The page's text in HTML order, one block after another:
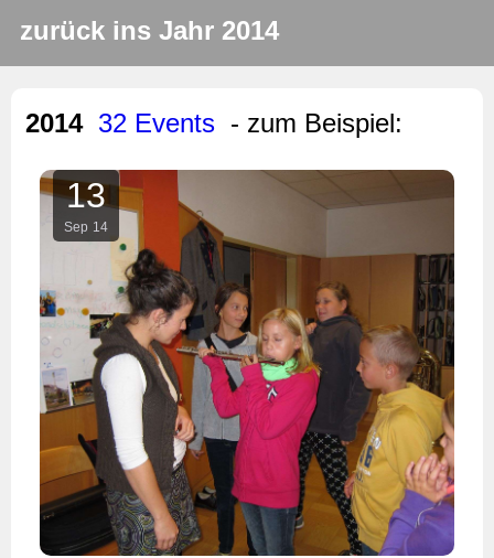
zurück ins Jahr 2014
2014 32 Events - zum Beispiel:
13
Sep 14